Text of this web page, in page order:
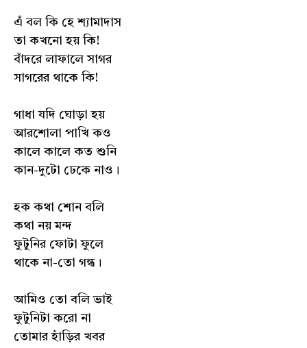
এঁ বল কি হে শ্যামাদাস
তা কখনো হয় কি!
বাঁদরে লাফালে সাগর
সাগরের থাকে কি!
গাধা যদি ঘোড়া হয়
আরশোলা পাখি কও
কালে কালে কত শুনি
কান-দুটো ঢেকে নাও।
হক কথা শোন বলি
কথা নয় মন্দ
ফুটুনির ফোটা ফুলে
থাকে না-তো গন্ধ।
আমিও তো বলি ভাই
ফুটুনিটা করো না
তোমার হাঁড়ির খবর